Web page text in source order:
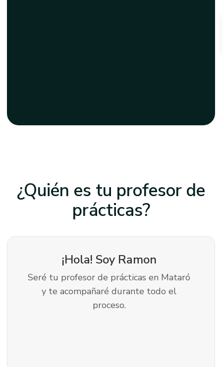
¿Quién es tu profesor de
prácticas?
¡Hola! Soy Ramon
Seré tu profesor de prácticas en Mataró
y te acompañaré durante todo el
proceso.